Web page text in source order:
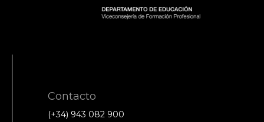
Contacto
(+34) 943 082 900